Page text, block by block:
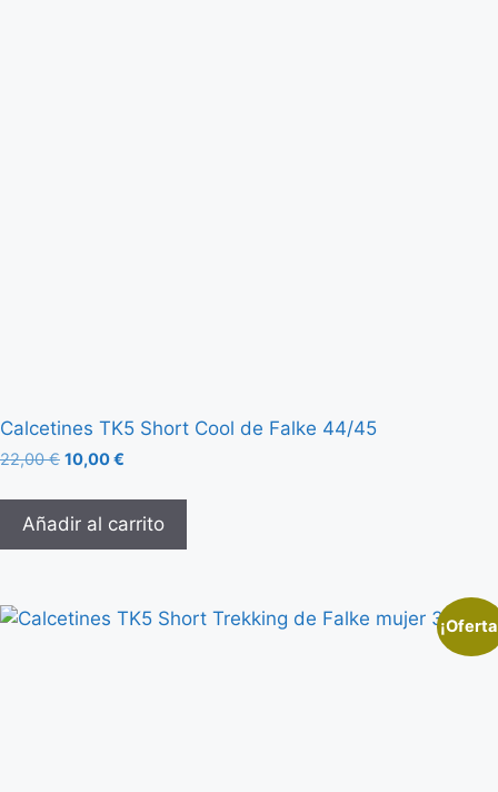
Calcetines TK5 Short Cool de Falke 44/45
22,00€ 10,00€
Añadir al carrito